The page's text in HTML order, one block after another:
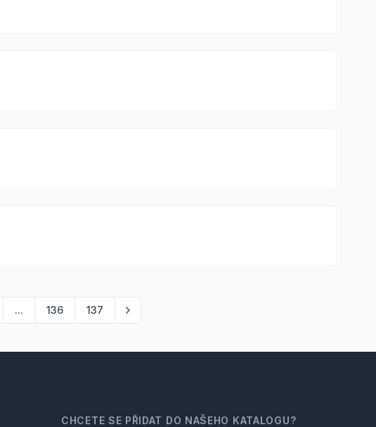
... 136 137
CHCETE SE PŘIDAT DO NAŠEHO KATALOGU?